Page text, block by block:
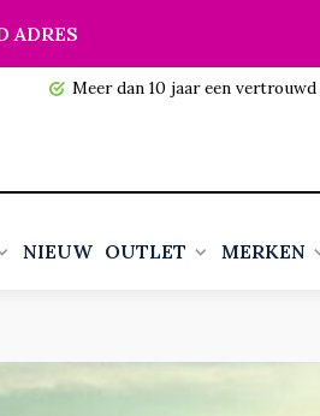
ADRES
Meer dan 10 jaar een vertrouwd
NIEUW OUTLET MERKEN